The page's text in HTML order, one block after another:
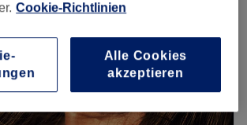
augenbrauen & wimpern färben in Ingelbach
Cookie-Richtlinien
Alle Cookies
akzeptieren